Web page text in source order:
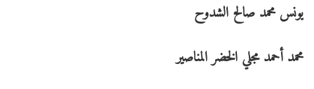
يونس محمد صالح الشدوح
محمد أحمد مجلي الخضر المناصير